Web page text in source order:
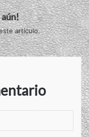
aún!
artículo.